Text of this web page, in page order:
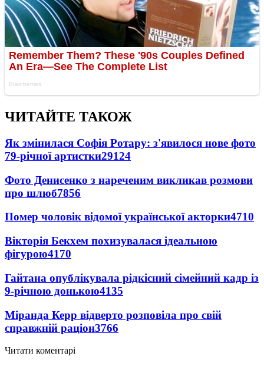
ЧИТАЙТЕ ТАКОЖ
Як змінилася Софія Ротару: з'явилося нове фото
79-річної артистки29124
Фото Денисенко з нареченим викликав розмови
про шлюб7856
Помер чоловік відомої української акторки4710
Вікторія Бекхем похизувалася ідеальною
фігурою4170
Гайтана опублікувала рідкісний сімейний кадр із
9-річною донькою4135
Міранда Керр відверто розповіла про свій
справжній раціон3766
Читати коментарі